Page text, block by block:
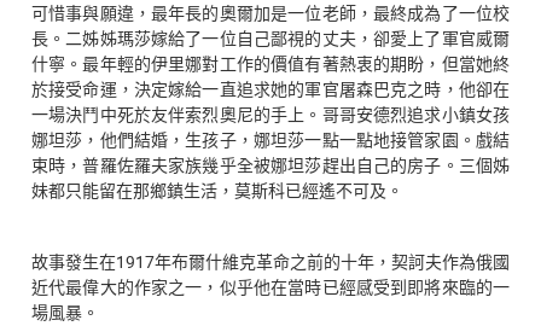
可惜事與願違，最年長的奧爾加是一位老師，最終成為了一位校
長。二姊姊瑪莎嫁給了一位自己鄙視的丈夫，卻愛上了軍官威爾
什寧。最年輕的伊里娜對工作的價值有著熱衷的期盼，但當她終
於接受命運，決定嫁給一直追求她的軍官屠森巴克之時，他卻在
一場決鬥中死於友伴索烈奧尼的手上。哥哥安德烈追求小鎮女孩
娜坦莎，他們結婚，生孩子，娜坦莎一點一點地接管家園。戲結
束時，普羅佐羅夫家族幾乎全被娜坦莎趕出自己的房子。三個姊
妹都只能留在那鄉鎮生活，莫斯科已經遙不可及。
故事發生在1917年布爾什維克革命之前的十年，契訶夫作為俄國
近代最偉大的作家之一，似乎他在當時已經感受到即將來臨的一
場風暴。